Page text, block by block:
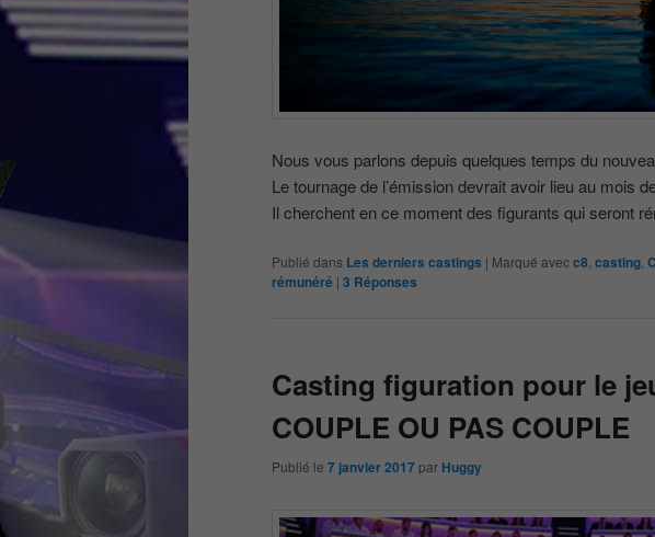
Nous vous parlons depuis quelques temps du
Le tournage de l’émission devrait avoir lieu au mois
Il cherchent en ce moment des figurants qui seront
Publié dans Les derniers castings | Marqué avecc8 casting
rémunéré | 3 Réponses
Casting figuration pour le
COUPLE OU PAS COUPLE
Publié le 7 janvier 2017 par Huggy